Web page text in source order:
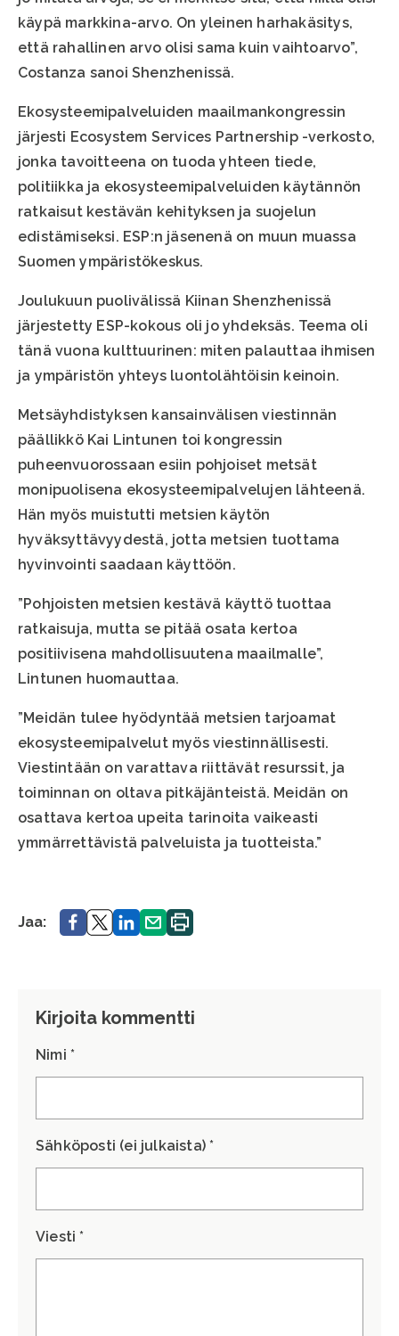
käypä markkina-arvo. On yleinen harhakäsitys,
että rahallinen arvo olisi sama kuin vaihtoarvo”,
Costanza sanoi Shenzhenissä.
Ekosysteemipalveluiden maailmankongressin
järjesti Ecosystem Services Partnership -verkosto,
jonka tavoitteena on tuoda yhteen tiede,
politiikka ja ekosysteemipalveluiden käytännön
ratkaisut kestävän kehityksen ja suojelun
edistämiseksi. ESP:n jäsenenä on muun muassa
Suomen ympäristökeskus.
Joulukuun puolivälissä Kiinan Shenzhenissä
järjestetty ESP-kokous oli jo yhdeksäs. Teema oli
tänä vuona kulttuurinen: miten palauttaa ihmisen
ja ympäristön yhteys luontolähtöisin keinoin.
Metsäyhdistyksen kansainvälisen viestinnän
päällikkö Kai Lintunen toi kongressin
puheenvuorossaan esiin pohjoiset metsät
monipuolisena ekosysteemipalvelujen lähteenä.
Hän myös muistutti metsien käytön
hyväksyttävyydestä, jotta metsien tuottama
hyvinvointi saadaan käyttöön.
”Pohjoisten metsien kestävä käyttö tuottaa
ratkaisuja, mutta se pitää osata kertoa
positiivisena mahdollisuutena maailmalle”,
Lintunen huomauttaa.
”Meidän tulee hyödyntää metsien tarjoamat
ekosysteemipalvelut myös viestinnällisesti.
Viestintään on varattava riittävät resurssit, ja
toiminnan on oltava pitkäjänteistä. Meidän on
osattava kertoa upeita tarinoita vaikeasti
ymmärrettävistä palveluista ja tuotteista.”
Jaa: Jaa. Jaa.Jaa. Jaa. Tulosta
sivu.
Kirjoita kommentti
Nimi *
Sähköposti (ei julkaista) *
Viesti *